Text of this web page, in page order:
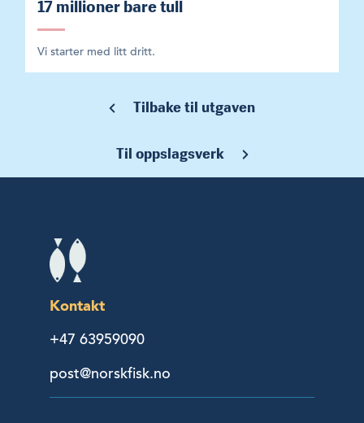
17 millioner bare tull
Vi starter med litt dritt.
Tilbake til utgaven
Til oppslagsverk
Kontakt
+47 63959090
post@norskfisk.no